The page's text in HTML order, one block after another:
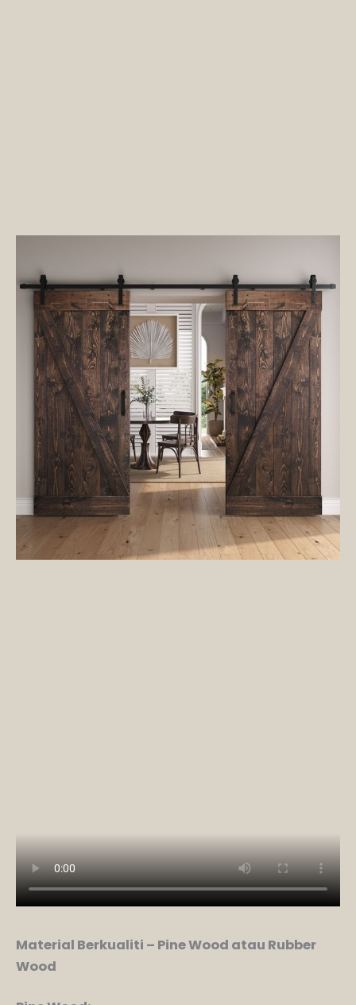
Material Berkualiti – Pine Wood atau Rubber
Wood